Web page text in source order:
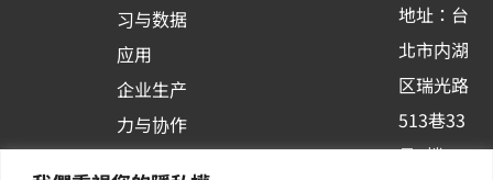
习与数据
应用
企业生产
力与协作
s
q
u
a
r
地址：台
北市内湖
区瑞光路
513巷33
号6楼